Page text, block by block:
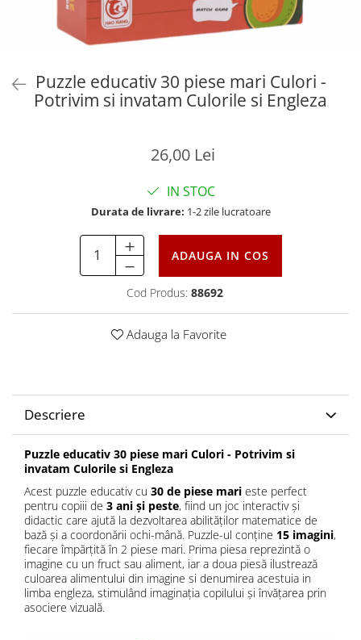
Puzzle educativ 30 piese mari Culori -
Potrivim si invatam Culorile si Engleza
26,00 Lei
IN STOC
Durata de livrare: 1-2 zile lucratoare
ADAUGA IN COS
Cod Produs: 88692
Adauga la Favorite
Descriere
Puzzle educativ 30 piese mari Culori - Potrivim si
invatam Culorile si Engleza
Acest puzzle educativ cu 30 de piese mari este perfect
pentru copiii de 3 ani și peste, fiind un joc interactiv și
didactic care ajută la dezvoltarea abilităților matematice de
bază și a coordonării ochi-mână. Puzzle-ul conține 15 imagini,
fiecare împărțită în 2 piese mari. Prima piesa reprezintă o
imagine cu un fruct sau aliment, iar a doua piesă ilustrează
culoarea alimentului din imagine si denumirea acestuia in
limba engleza, stimulând imaginația copilului și învățarea prin
asociere vizuală.